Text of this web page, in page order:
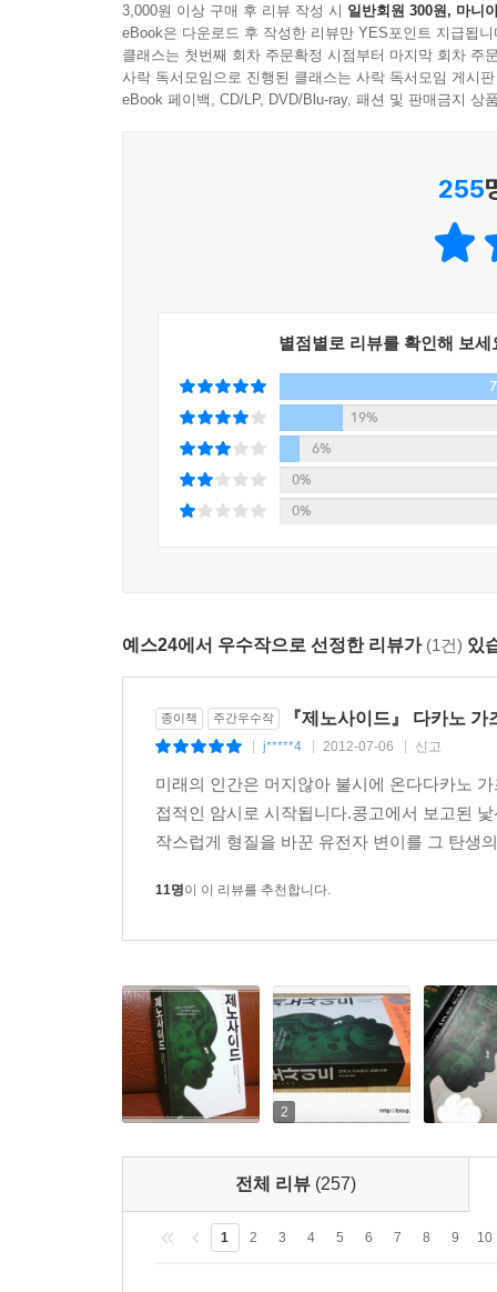
이야기는 돌아가신 아버지가 남긴 수수께끼를
치명적인 바이러스에 걸린 피그미족 암살 임무를
펼쳐진다. 동시에 인류 역사에 반복되며 벌어지는
없는 존재인가?’라는 묵직한 메시지를 던진다.
이상에 달하는 콩고 내전은 제2차 세계대전 이후
내전, 강대국의 식민 지배, 자원 분쟁, 무장 집단
군사 행위, 정권의 실상 등이 세세하게 나타나
독자들을 대상으로 사전 시사에서는 “치밀한 조
수 없는 스케일과 소재가 읽는 사람을 압도한다
블록버스터급 영화를 보는 느낌이다.”, “'무엇
활극이 정확히 톱니처럼 맞물려 완성도를 높이고
예를 들어 적이 인종적으로 다르며, 언어도 종교
25년에 걸친 오랜 구상, 치밀한 자료 조사를 토대
『13계단』에서 치밀하고 방대한 조사를 통해 사
국제정치/밀리터리 등의 폭넓은 분야를 넘나들며
저자가 처음 작품의 아이디어를 얻은 건 스무 살
생물 진화의 가능성에 대한 구절을 읽었을 때였
연관하여 핵심적인 소재로 등장하는 인류 멸망
또한 겐토를 도와 신약 개발을 돕는 이정훈이
시사에서는 이 캐릭터가 선로에 떨어진 일본인
저자는 작품을 구상할 때부터 이수현 씨의 숭고
씨의 유족들께 누를 끼치고 싶지 않다는 입장을
3,000원 이상 구매 후 리뷰 작성 시 일반회원 300원, 마니
eBook은 다운로드 후 작성한 리뷰만 YES포인트 지급됩니
클래스는 첫번째 회차 주문확정 시점부터 마지막 회차 주
사락 독서모임으로 진행된 클래스는 사락 독서모임 게시
eBook 페이백, CD/LP, DVD/Blu-ray, 패션 및 판매금지 상
255
별점별로 리뷰를 확인해 보세
19%
6%
0%
0%
예스24에서 우수작으로 선정한 리뷰가 (1건) 있
종이책 주간우수작 『제노사이드』 다카노
j*****4 2012-07-06 신고
미래의 인간은 머지않아 불시에 온다다카노
접적인 암시로 시작됩니다.콩고에서 보고된
작스럽게 형질을 바꾼 유전자 변이를 그 탄생
11명이 이 리뷰를 추천합니다.
2
전체 리뷰 (257)
1 2 3 4 5 6 7 8 9 10